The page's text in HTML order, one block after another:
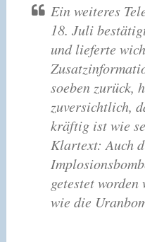
Ein weiteres
18. Juli
und lieferte
soeben zurück,
zuversichtlich,
kräftig ist wie
Klartext: Auch
getestet
wie die